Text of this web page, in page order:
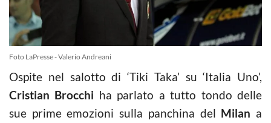
Foto LaPresse - Valerio Andreani
Ospite nel salotto di ‘Tiki Taka’ su ‘Italia Uno’,
Cristian Brocchi ha parlato a tutto tondo delle
sue prime emozioni sulla panchina del Milan a